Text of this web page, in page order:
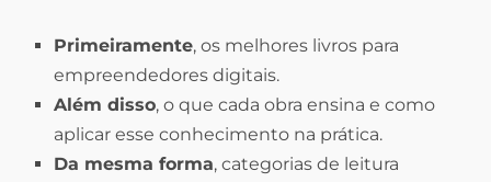
Primeiramente, os melhores livros para
empreendedores digitais.
Além disso, o que cada obra ensina e como
aplicar esse conhecimento na prática.
Da mesma forma, categorias de leitura